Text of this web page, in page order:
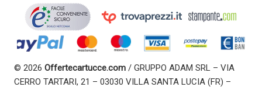
© 2026 Offertecartucce.com / GRUPPO ADAM SRL – VIA
CERRO TARTARI, 21 – 03030 VILLA SANTA LUCIA (FR) –